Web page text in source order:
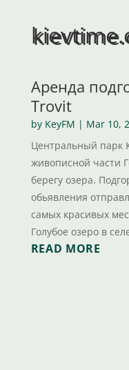
Aренда
Trovit
by KeyFM | Mar 10,
Центральный парк
живописной части
берегу озера.
обьявления
самых красивых
Голубое озеро в
READ MORE